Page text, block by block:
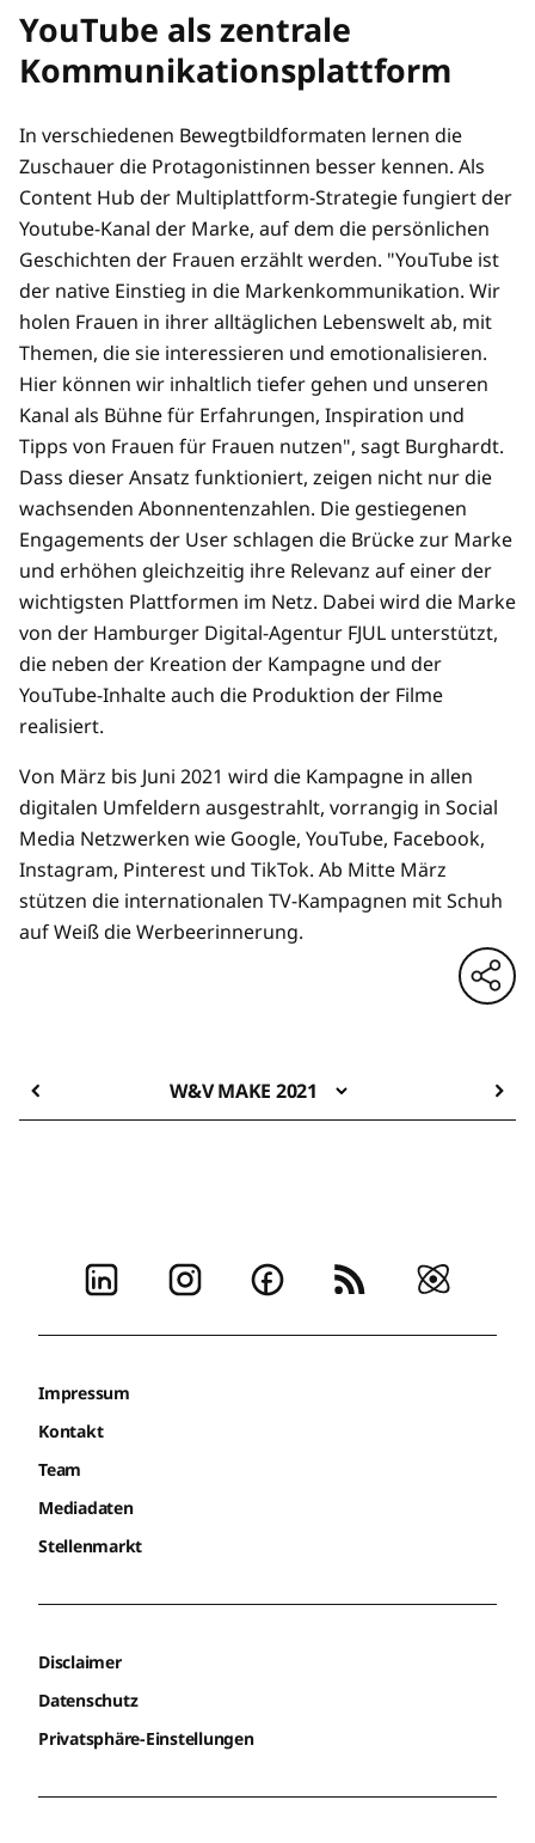
YouTube als zentrale
Kommunikationsplattform
In verschiedenen Bewegtbildformaten lernen die
Zuschauer die Protagonistinnen besser kennen. Als
Content Hub der Multiplattform-Strategie fungiert der
Youtube-Kanal der Marke, auf dem die persönlichen
Geschichten der Frauen erzählt werden. "YouTube ist
der native Einstieg in die Markenkommunikation. Wir
holen Frauen in ihrer alltäglichen Lebenswelt ab, mit
Themen, die sie interessieren und emotionalisieren.
Hier können wir inhaltlich tiefer gehen und unseren
Kanal als Bühne für Erfahrungen, Inspiration und
Tipps von Frauen für Frauen nutzen", sagt Burghardt.
Dass dieser Ansatz funktioniert, zeigen nicht nur die
wachsenden Abonnentenzahlen. Die gestiegenen
Engagements der User schlagen die Brücke zur Marke
und erhöhen gleichzeitig ihre Relevanz auf einer der
wichtigsten Plattformen im Netz. Dabei wird die Marke
von der Hamburger Digital-Agentur FJUL unterstützt,
die neben der Kreation der Kampagne und der
YouTube-Inhalte auch die Produktion der Filme
realisiert.
Von März bis Juni 2021 wird die Kampagne in allen
digitalen Umfeldern ausgestrahlt, vorrangig in Social
Media Netzwerken wie Google, YouTube, Facebook,
Instagram, Pinterest und TikTok. Ab Mitte März
stützen die internationalen TV-Kampagnen mit Schuh
auf Weiß die Werbeerinnerung.
W&V MAKE 2021
Impressum
Kontakt
Team
Mediadaten
Stellenmarkt
Disclaimer
Datenschutz
Privatsphäre-Einstellungen